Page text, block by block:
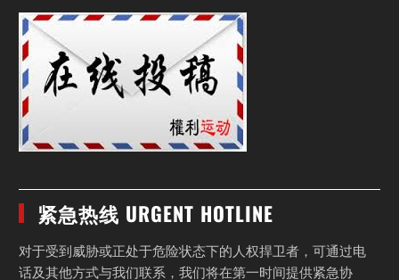
紧急热线 URGENT HOTLINE
对于受到威胁或正处于危险状态下的人权捍卫者，可通过电
话及其他方式与我们联系，我们将在第一时间提供紧急协